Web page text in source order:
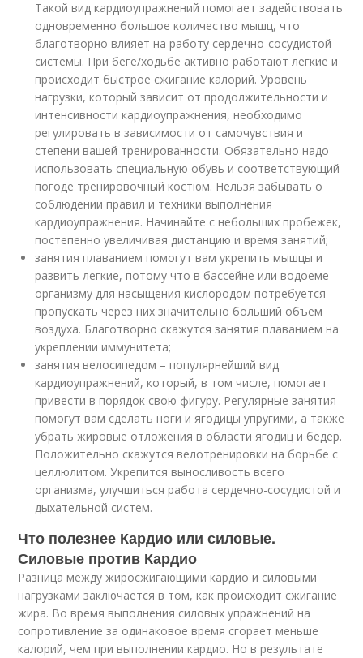
Такой вид кардиоупражнений помогает задействовать
одновременно большое количество мышц, что
благотворно влияет на работу сердечно-сосудистой
системы. При беге/ходьбе активно работают легкие и
происходит быстрое сжигание калорий. Уровень
нагрузки, который зависит от продолжительности и
интенсивности кардиоупражнения, необходимо
регулировать в зависимости от самочувствия и
степени вашей тренированности. Обязательно надо
использовать специальную обувь и соответствующий
погоде тренировочный костюм. Нельзя забывать о
соблюдении правил и техники выполнения
кардиоупражнения. Начинайте с небольших пробежек,
постепенно увеличивая дистанцию и время занятий;
занятия плаванием помогут вам укрепить мышцы и
развить легкие, потому что в бассейне или водоеме
организму для насыщения кислородом потребуется
пропускать через них значительно больший объем
воздуха. Благотворно скажутся занятия плаванием на
укреплении иммунитета;
занятия велосипедом – популярнейший вид
кардиоупражнений, который, в том числе, помогает
привести в порядок свою фигуру. Регулярные занятия
помогут вам сделать ноги и ягодицы упругими, а также
убрать жировые отложения в области ягодиц и бедер.
Положительно скажутся велотренировки на борьбе с
целлюлитом. Укрепится выносливость всего
организма, улучшиться работа сердечно-сосудистой и
дыхательной систем.
Что полезнее Кардио или силовые.
Силовые против Кардио
Разница между жиросжигающими кардио и силовыми
нагрузками заключается в том, как происходит сжигание
жира. Во время выполнения силовых упражнений на
сопротивление за одинаковое время сгорает меньше
калорий, чем при выполнении кардио. Но в результате